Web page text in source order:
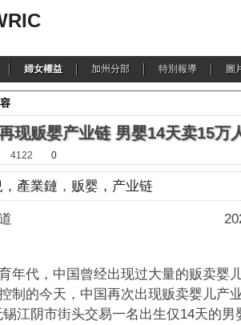
婦女權益 加州分部 特別報導 圖
现贩婴产业链 男婴14天卖15万
4122 0
產業鏈 ， 贩婴，产业链
综合报道 2024-
年代，中国曾经出现过大量的贩卖婴
制的今天，中国再次出现贩卖婴儿产
江阴市街头交易一名出生仅14天的男